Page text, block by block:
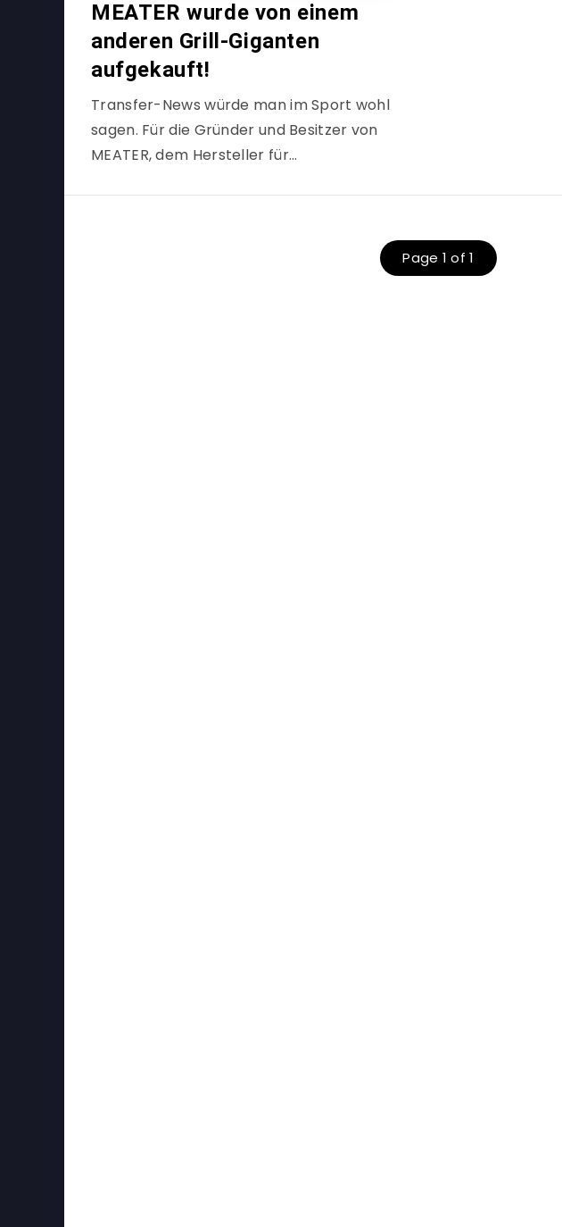
MEATER wurde von einem
anderen Grill-Giganten
aufgekauft!
Transfer-News würde man im Sport wohl
sagen. Für die Gründer und Besitzer von
MEATER, dem Hersteller für…
Page 1 of 1